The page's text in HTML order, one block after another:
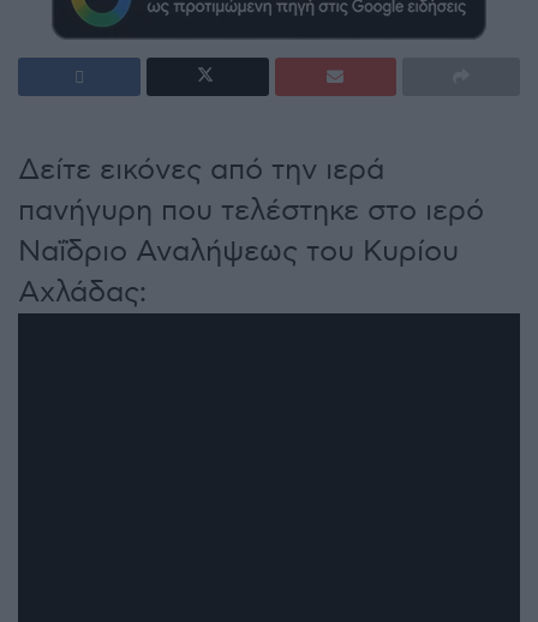
Δείτε εικόνες από την ιερά
πανήγυρη που τελέστηκε στο ιερό
Ναΐδριο Αναλήψεως του Κυρίου
Αχλάδας: